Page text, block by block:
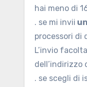
hai meno di
. se mi invii
processori di
L’invio
dell’indirizzo
. se scegli di